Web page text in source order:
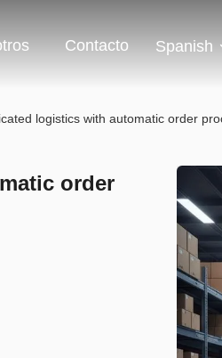
Contacto Spanish
logistics with automatic order
order